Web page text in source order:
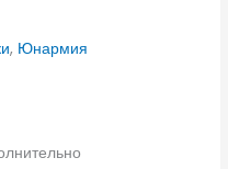
, Юнармия